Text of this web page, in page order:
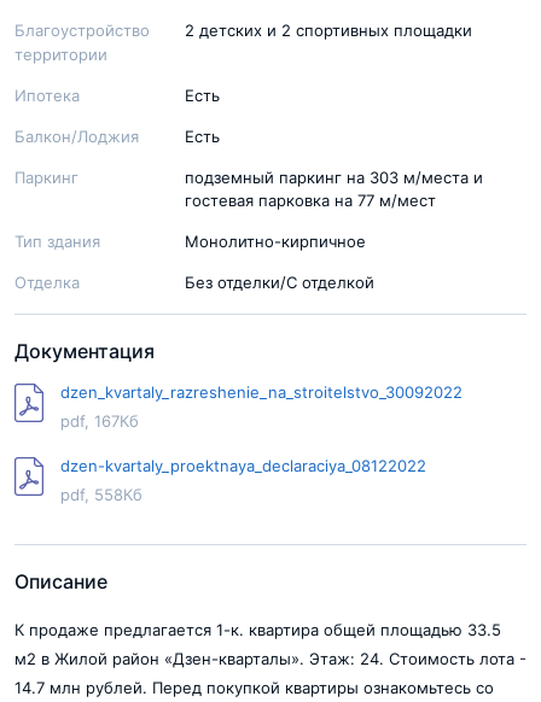
Благоустройство
территории
2 детских и 2 спортивных площадки
Ипотека Есть
Балкон/Лоджия Есть
Паркинг
подземный паркинг на 303 м/места и
гостевая парковка на 77 м/мест
Тип здания Монолитно-кирпичное
Отделка Без отделки/С отделкой
Документация
dzen_kvartaly_razreshenie_na_stroitelstvo_30092022
pdf, 167Кб
dzen-kvartaly_proektnaya_declaraciya_08122022
pdf, 558Кб
Описание
К продаже предлагается 1-к. квартира общей площадью 33.5
м2 в Жилой район «Дзен-кварталы». Этаж: 24. Стоимость лота -
14.7 млн рублей. Перед покупкой квартиры ознакомьтесь со